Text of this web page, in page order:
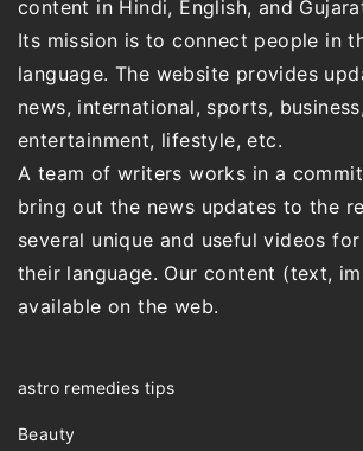
content in Hindi, English, and
Its mission is to connect people in
language. The website provides
news, international, sports,
entertainment, lifestyle, etc.
A team of writers works in a
bring out the news updates to the
several unique and useful videos
their language. Our content (text,
available on the web.
astro remedies tips
Beauty